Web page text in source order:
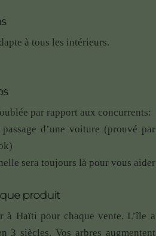
bouton extérieur mais je crois
au cas où !
5
5
à tous les intérieurs.
par rapport aux concurrents:
d’une voiture (prouvé par
sera toujours là pour vous aider
produit
à Haïti pour chaque vente. L’île a
3 siècles. Vos arbres augmentent